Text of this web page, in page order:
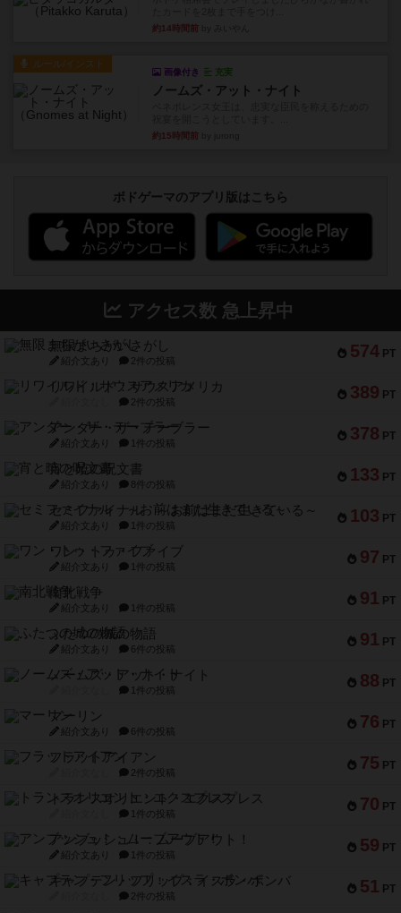
約14時間前
ルール/インスト
画像付き 充実
ノームズ・アット・ナイト
約15時間前
ボドゲーマのアプリ版はこちら
アクセス数 急上昇中
574 PT
無限まちがいさがし
紹介文あり 2件の投稿
389 PT
リワイルド：サウスアメリカ
2件の投稿
378 PT
アンダー・ザ・テーブラー
紹介文あり 1件の投稿
133 PT
宵と暁の呪文書
紹介文あり 8件の投稿
103 PT
セミファイナル ～お前はまだ生きている～
紹介文あり 1件の投稿
97 PT
ワン・トゥ・ファイブ
紹介文あり 1件の投稿
91 PT
南北戦争
紹介文あり 1件の投稿
91 PT
ふたつの城の物語
紹介文あり 6件の投稿
88 PT
ノームズ・アット・ナイト
1件の投稿
76 PT
マーリン
紹介文あり 6件の投稿
75 PT
フラットアイアン
2件の投稿
70 PT
トランスオリエント・エクスプレス
1件の投稿
59 PT
アンブッシュ！：ムーブアウト！
紹介文あり 1件の投稿
51 PT
キャプテン・フリップ：イスラ・ボンバ
2件の投稿